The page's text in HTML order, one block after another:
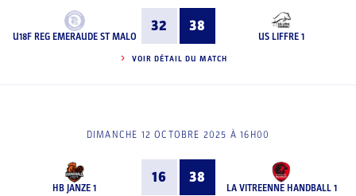
U18F REG EMERAUDE ST MALO
32 38
US LIFFRE 1
VOIR DÉTAIL DU MATCH
DIMANCHE 12 OCTOBRE 2025 À 16H00
HB JANZE 1
16 38
LA VITREENNE HANDBALL 1